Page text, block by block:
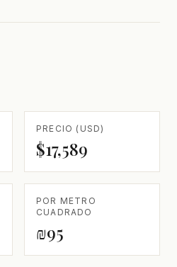
PRECIO (USD)
$17,589
POR METRO
CUADRADO
₪95